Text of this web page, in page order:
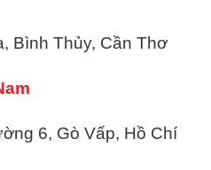
Bình Thủy, Cần Thơ
6, Gò Vấp, Hồ Chí